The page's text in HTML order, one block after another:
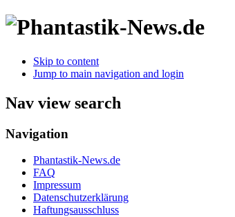
Skip to content
Jump to main navigation and login
Nav view search
Navigation
Phantastik-News.de
FAQ
Impressum
Datenschutzerklärung
Haftungsausschluss